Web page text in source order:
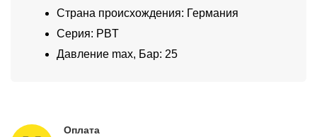
Страна происхождения: Германия
Серия: PBT
Давление max, Бар: 25
Оплата